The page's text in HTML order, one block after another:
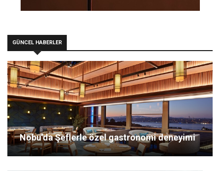
GÜNCEL HABERLER
Nobu’da Şeflerle özel gastronomi deneyimi